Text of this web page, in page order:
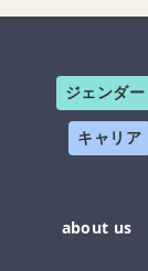
ジェンダー
キャリア
about us